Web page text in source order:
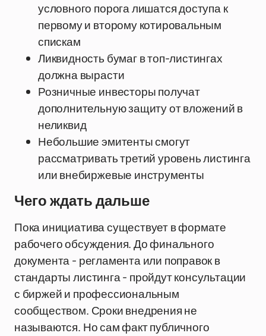
условного порога лишатся доступа к
первому и второму котировальным
спискам
Ликвидность бумаг в топ-листингах
должна вырасти
Розничные инвесторы получат
дополнительную защиту от вложений в
неликвид
Небольшие эмитенты смогут
рассматривать третий уровень листинга
или внебиржевые инструменты
Чего ждать дальше
Пока инициатива существует в формате
рабочего обсуждения. До финального
документа - регламента или поправок в
стандарты листинга - пройдут консультации
с биржей и профессиональным
сообществом. Сроки внедрения не
называются. Но сам факт публичного